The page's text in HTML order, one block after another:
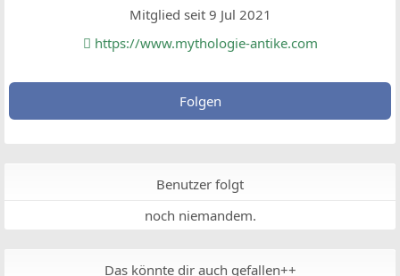
Mitglied seit 9 Jul 2021
https://www.mythologie-antike.com
Folgen
Benutzer folgt
noch niemandem.
Das könnte dir auch gefallen++